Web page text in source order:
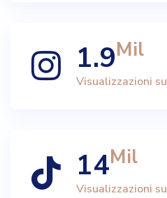
1.9Mil
Visualizzazioni
14Mil
Visualizzazioni